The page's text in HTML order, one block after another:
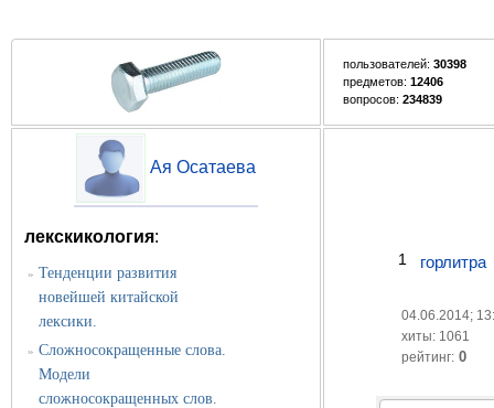
пользователей: 30398
предметов: 12406
вопросов: 234839
Ая Осатаева
лекскикология:
» Тенденции развития
новейшей китайской
лексики.
» Сложносокращенные слова.
Модели
сложносокращенных слов.
1 горлитра
04.06.2014;
хиты: 1061
рейтинг: 0